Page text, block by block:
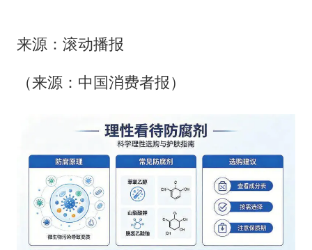
白海豚将正面袭击贯穿浙江
酒店回应车内过夜被收150元
黄金牛市回来了吗
杭州全市有序停课
来源：滚动播报
（来源：中国消费者报）